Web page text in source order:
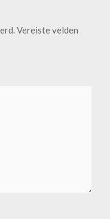
Vereiste velden